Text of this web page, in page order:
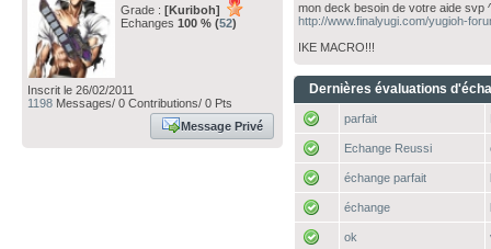
Grade : [Kuriboh]
Echanges 100 % (52)
Inscrit le 26/02/2011
1198 Messages/ 0 Contributions/ 0 Pts
Message Privé
mon deck besoin de votre aide svp
http://www.finalyugi.com/yugioh-
IKE MACRO!!!
Dernières évaluations
parfait
Echange Reussi
échange parfait
échange
ok